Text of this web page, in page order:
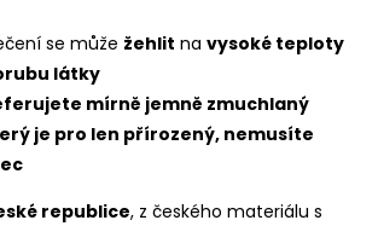
se může žehlit na vysoké teploty
látky
mírně jemně zmuchlaný
je pro len přírozený, nemusíte
republice, z českého materiálu s